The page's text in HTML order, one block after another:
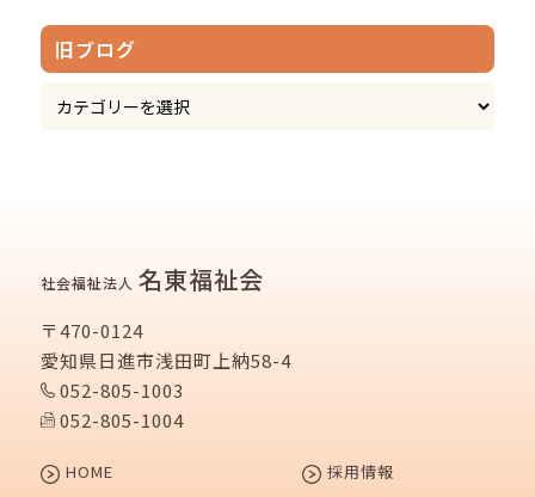
旧ブログ
社会福祉法人 名東福祉会
〒470-0124
愛知県日進市浅田町上納58-4
052-805-1003
052-805-1004
HOME 採用情報